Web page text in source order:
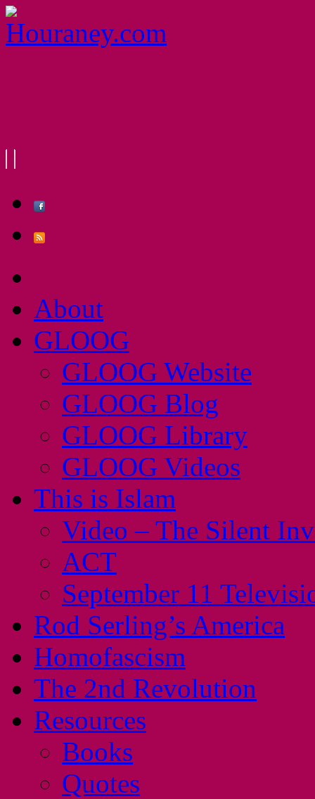
About
GLOOG
GLOOG Website
GLOOG Blog
GLOOG Library
GLOOG Videos
This is Islam
Video – The Silent
ACT
September 11
Rod Serling’s America
Homofascism
The 2nd Revolution
Resources
Books
Quotes